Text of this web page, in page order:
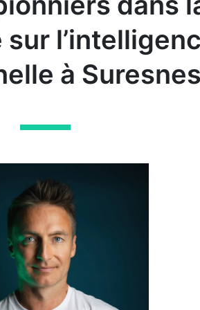
à Suresnes